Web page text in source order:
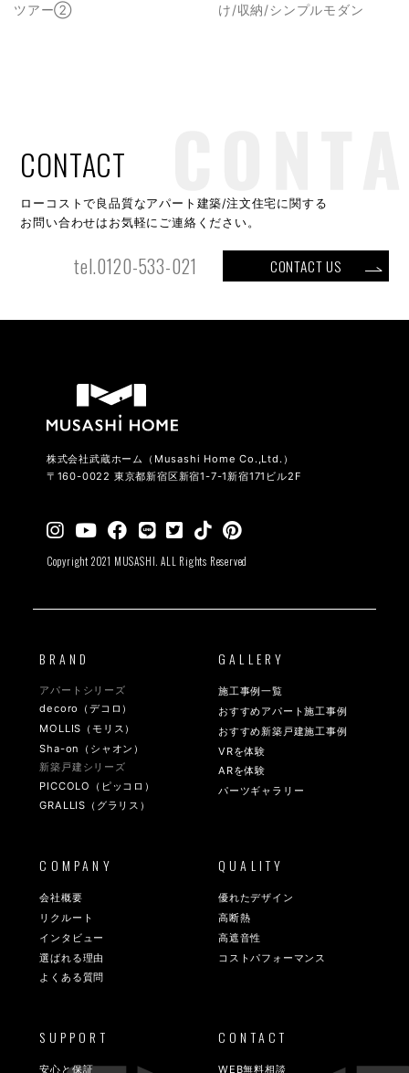
ツアー②
け/収納/シンプルモダン
CONTACT
ローコストで良品質なアパート建築/注文住宅に関する
お問い合わせはお気軽にご連絡ください。
tel.0120-533-021 CONTACT US
株式会社武蔵ホーム（Musashi Home Co.,Ltd.）
〒160-0022 東京都新宿区新宿1-7-1新宿171ビル2F
Copyright 2021 MUSASHI. ALL Rights Reserved
BRAND
アパートシリーズ
decoro（デコロ）
MOLLIS（モリス）
Sha-on（シャオン）
新築戸建シリーズ
PICCOLO（ピッコロ）
GRALLIS（グラリス）
GALLERY
施工事例一覧
おすすめアパート施工事例
おすすめ新築戸建施工事例
VRを体験
ARを体験
パーツギャラリー
COMPANY
会社概要
リクルート
インタビュー
選ばれる理由
よくある質問
QUALITY
優れたデザイン
高断熱
高遮音性
コストパフォーマンス
SUPPORT
安心と保証
CONTACT
WEB無料相談